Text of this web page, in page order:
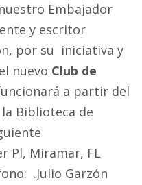
Embajador
y escritor
por su iniciativa y
nuevo Club de
a partir del
Biblioteca de
Pl, Miramar, FL
.Julio Garzón